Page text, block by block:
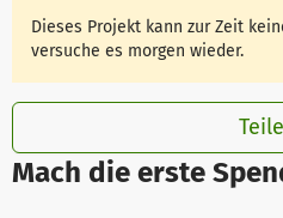
Mach die erste
Dieses Projekt kann zur Zeit
versuche es morgen wieder.